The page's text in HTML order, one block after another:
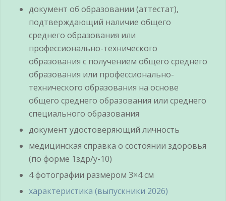
документ об образовании (аттестат),
подтверждающий наличие общего
среднего образования или
профессионально-технического
образования с получением общего среднего
образования или профессионально-
технического образования на основе
общего среднего образования или среднего
специального образования
документ удостоверяющий личность
медицинская справка о состоянии здоровья
(по форме 1здр/у-10)
4 фотографии размером 3×4 см
характеристика (выпускники 2026)